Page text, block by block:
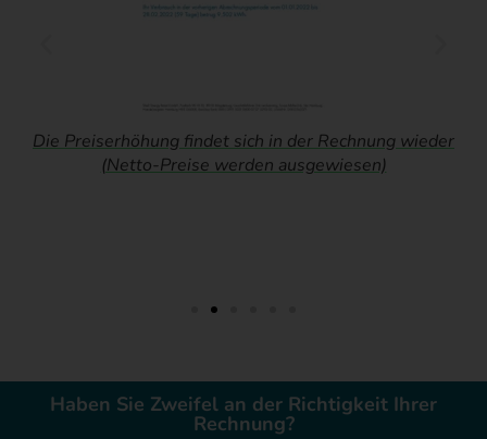
Die Preiserhöhung findet sich in der Rechnung wieder
(Netto-Preise werden ausgewiesen)
Haben Sie Zweifel an der Richtigkeit Ihrer
Rechnung?